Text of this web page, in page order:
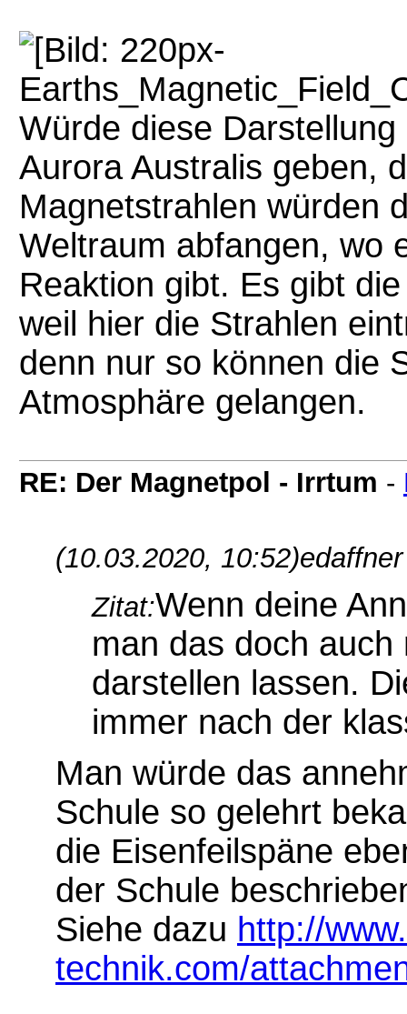
Würde diese
Aurora Australis geben,
Magnetstrahlen würden
Weltraum abfangen, wo
Reaktion gibt. Es gibt
weil hier die Strahlen
denn nur so können die
Atmosphäre gelangen.
RE: Der Magnetpol - Irrtum -
(10.03.2020, 10:52)
Zitat:Wenn deine
man das doch
darstellen lassen.
immer nach der
Man würde das
Schule so gelehrt
die Eisenfeilspäne
der Schule
Siehe dazu http://
technik.com/